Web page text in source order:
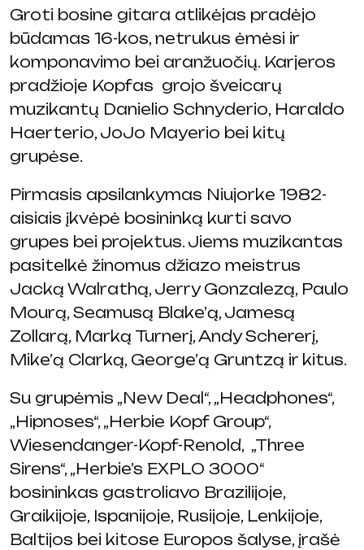
Groti bosine gitara atlikėjas pradėjo
būdamas 16-kos, netrukus ėmėsi ir
komponavimo bei aranžuočių. Karjeros
pradžioje Kopfas grojo šveicarų
muzikantų Danielio Schnyderio, Haraldo
Haerterio, JoJo Mayerio bei kitų
grupėse.
Pirmasis apsilankymas Niujorke 1982-
aisiais įkvėpė bosininką kurti savo
grupes bei projektus. Jiems muzikantas
pasitelkė žinomus džiazo meistrus
Jacką Walrathą, Jerry Gonzalezą, Paulo
Mourą, Seamusą Blake’ą, Jamesą
Zollarą, Marką Turnerį, Andy Schererį,
Mike’ą Clarką, George’ą Gruntzą ir kitus.
Su grupėmis „New Deal“, „Headphones“,
„Hipnoses“, „Herbie Kopf Group“,
Wiesendanger-Kopf-Renold, „Three
Sirens“, „Herbie’s EXPLO 3000“
bosininkas gastroliavo Brazilijoje,
Graikijoje, Ispanijoje, Rusijoje, Lenkijoje,
Baltijos bei kitose Europos šalyse, įrašė